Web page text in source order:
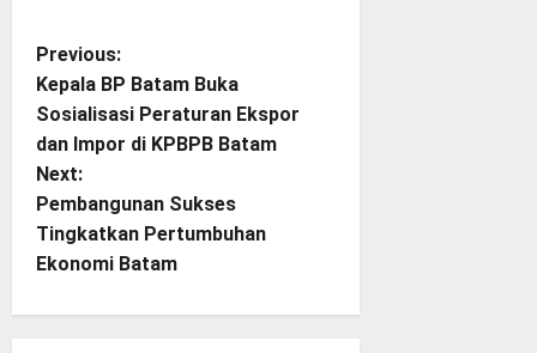
P
o
s
t
n
a
Previous:
Kepala BP Batam Buka
Sosialisasi Peraturan Ekspor
dan Impor di KPBPB Batam
Next:
Pembangunan Sukses
Tingkatkan Pertumbuhan
Ekonomi Batam